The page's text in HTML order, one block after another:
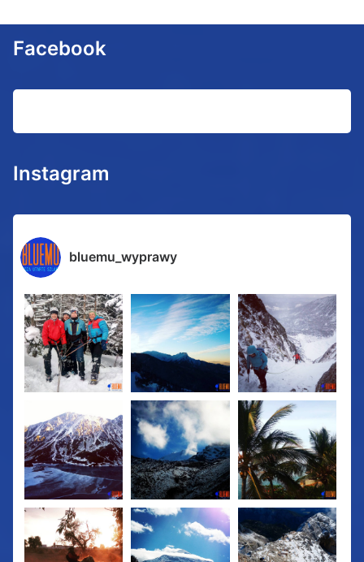
Facebook
Instagram
bluemu_wyprawy